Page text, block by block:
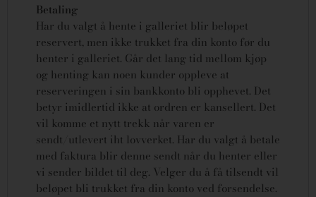
Betaling
Har du valgt å hente i galleriet blir beløpet
reservert, men ikke trukket fra din konto før du
henter i galleriet. Går det lang tid mellom kjøp
og henting kan noen kunder oppleve at
reserveringen i sin bankkonto bli opphevet. Det
betyr imidlertid ikke at ordren er kansellert. Det
vil komme et nytt trekk når varen er
sendt/utlevert iht lovverket. Har du valgt å betale
med faktura blir denne sendt når du henter eller
vi sender bildet til deg. Velger du å få tilsendt vil
beløpet bli trukket fra din konto ved forsendelse.